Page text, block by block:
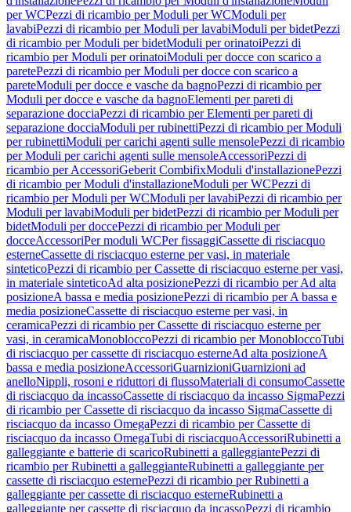
per WCPezzi di ricambio per Moduli per WCModuli per
lavabiPezzi di ricambio per Moduli per lavabiModuli per bidetPezzi
di ricambio per Moduli per bidetModuli per orinatoiPezzi di
ricambio per Moduli per orinatoiModuli per docce con scarico a
paretePezzi di ricambio per Moduli per docce con scarico a
pareteModuli per docce e vasche da bagnoPezzi di ricambio per
Moduli per docce e vasche da bagnoElementi per pareti di
separazione docciaPezzi di ricambio per Elementi per pareti di
separazione docciaModuli per rubinettiPezzi di ricambio per Moduli
per rubinettiModuli per carichi agenti sulle mensolePezzi di ricambio
per Moduli per carichi agenti sulle mensoleAccessoriPezzi di
ricambio per AccessoriGeberit CombifixModuli d'installazionePezzi
di ricambio per Moduli d'installazioneModuli per WCPezzi di
ricambio per Moduli per WCModuli per lavabiPezzi di ricambio per
Moduli per lavabiModuli per bidetPezzi di ricambio per Moduli per
bidetModuli per doccePezzi di ricambio per Moduli per
docceAccessoriPer moduli WCPer fissaggiCassette di risciacquo
esterneCassette di risciacquo esterne per vasi, in materiale
sinteticoPezzi di ricambio per Cassette di risciacquo esterne per vasi,
in materiale sinteticoAd alta posizionePezzi di ricambio per Ad alta
posizioneA bassa e media posizionePezzi di ricambio per A bassa e
media posizioneCassette di risciacquo esterne per vasi, in
ceramicaPezzi di ricambio per Cassette di risciacquo esterne per
vasi, in ceramicaMonobloccoPezzi di ricambio per MonobloccoTubi
di risciacquo per cassette di risciacquo esterneAd alta posizioneA
bassa e media posizioneAccessoriGuarnizioniGuarnizioni ad
anelloNippli, rosoni e riduttori di flussoMateriali di consumoCassette
di risciacquo da incassoCassette di risciacquo da incasso SigmaPezzi
di ricambio per Cassette di risciacquo da incasso SigmaCassette di
risciacquo da incasso OmegaPezzi di ricambio per Cassette di
risciacquo da incasso OmegaTubi di risciacquoAccessoriRubinetti a
galleggiante e batterie di scaricoRubinetti a galleggiantePezzi di
ricambio per Rubinetti a galleggianteRubinetti a galleggiante per
cassette di risciacquo esternePezzi di ricambio per Rubinetti a
galleggiante per cassette di risciacquo esterneRubinetti a
galleggiante per cassette di risciacquo da incassoPezzi di ricambio